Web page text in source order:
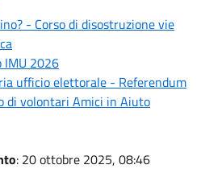
- Corso di disostruzione vie
IMU 2026
ufficio elettorale - Referendum
di volontari Amici in Aiuto
: 20 ottobre 2025, 08:46